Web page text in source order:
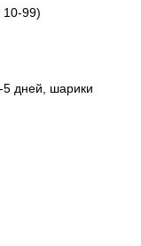
99)
дней, шарики